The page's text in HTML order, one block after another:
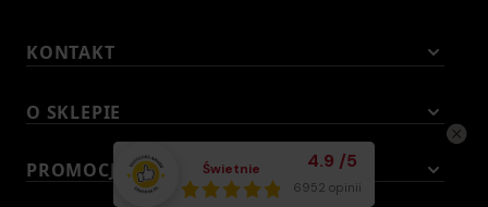
Świetnie Średnia ocena
4.9 /5
Łącznie opinii:
6952 opinii
KONTAKT
O SKLEPIE
PROMOCJE